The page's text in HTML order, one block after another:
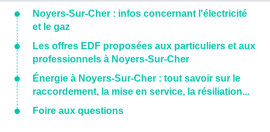
Noyers-Sur-Cher : infos concernant l'électricité
et le gaz
Les offres EDF proposées aux particuliers et aux
professionnels à Noyers-Sur-Cher
Énergie à Noyers-Sur-Cher : tout savoir sur le
raccordement, la mise en service, la résiliation...
Foire aux questions